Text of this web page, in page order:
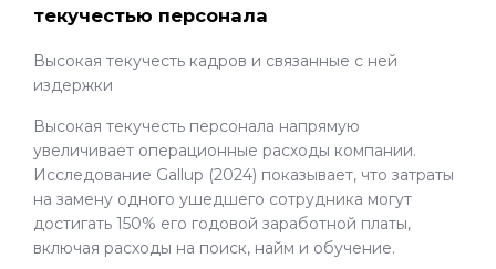
текучестью персонала
Высокая текучесть кадров и связанные с ней
издержки
Высокая текучесть персонала напрямую
увеличивает операционные расходы компании.
Исследование Gallup (2024) показывает, что затраты
на замену одного ушедшего сотрудника могут
достигать 150% его годовой заработной платы,
включая расходы на поиск, найм и обучение.